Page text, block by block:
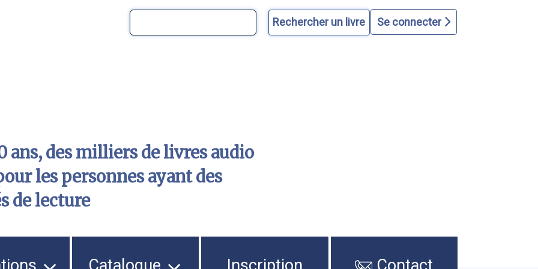
Se connecter
ans, des milliers de livres audio
les personnes ayant des
de lecture